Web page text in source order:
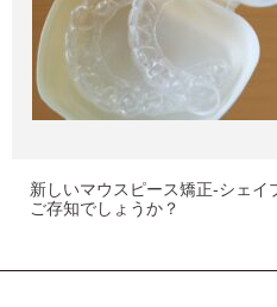
新しいマウスピース矯正-シェイ
ご存知でしょうか？